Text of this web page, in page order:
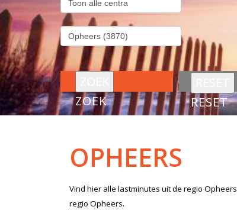
ZOEK RESET
OPHEERS
Vind hier alle lastminutes uit de regio Opheers
regio Opheers.